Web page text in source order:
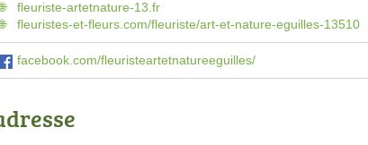
fleuriste-artetnature-13.fr
fleuristes-et-fleurs.com/fleuriste/art-et-nature-eguilles-13510
facebook.com/fleuristeartetnatureeguilles/